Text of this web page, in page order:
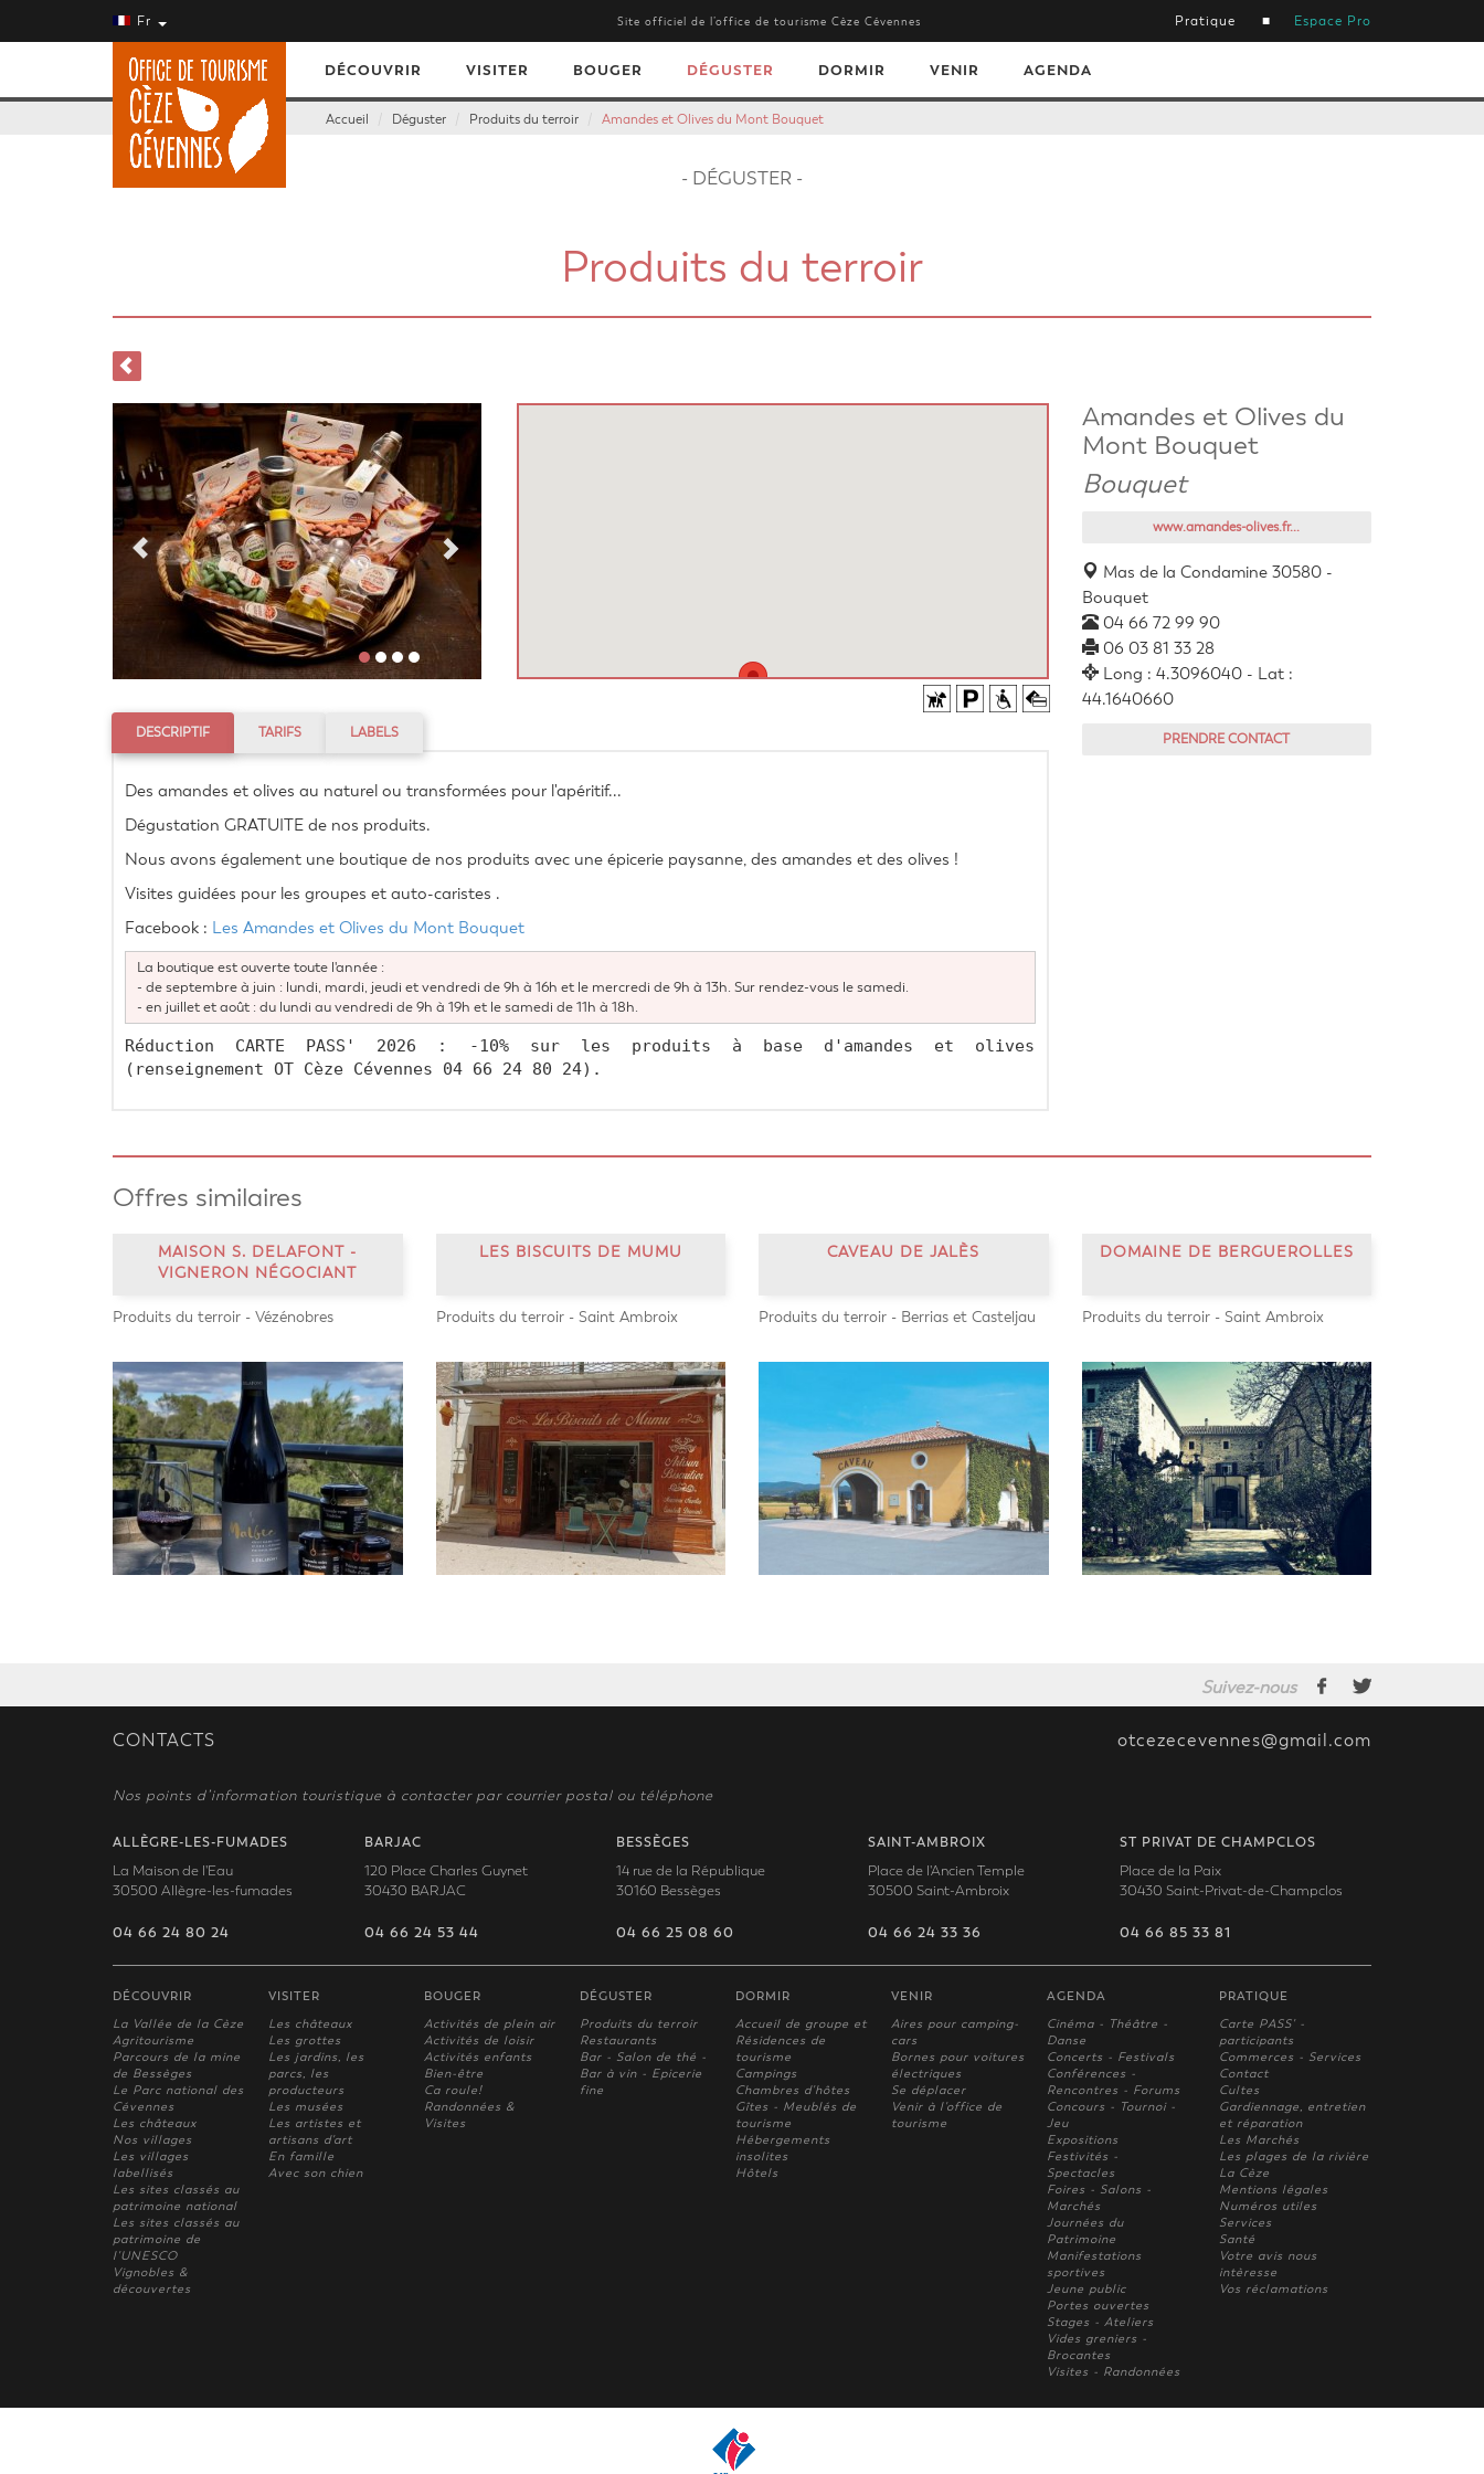
Fr Site officiel de l’office de tourisme Cèze Cévennes Pratique Espace Pro
DÉCOUVRIR VISITER BOUGER DÉGUSTER DORMIR VENIR AGENDA
Accueil Déguster Produits du terroir Amandes et Olives du Mont Bouquet
- DÉGUSTER -
Produits du terroir
Amandes et Olives du
Mont Bouquet
Bouquet
www.amandes-olives.fr...
Mas de la Condamine 30580 -
Bouquet
04 66 72 99 90
06 03 81 33 28
Long : 4.3096040 - Lat :
44.1640660
PRENDRE CONTACT
DESCRIPTIF TARIFS LABELS
Des amandes et olives au naturel ou transformées pour l'apéritif...
Dégustation GRATUITE de nos produits.
Nous avons également une boutique de nos produits avec une épicerie paysanne, des amandes et des olives !
Visites guidées pour les groupes et auto-caristes .
Facebook : Les Amandes et Olives du Mont Bouquet
La boutique est ouverte toute l'année :
- de septembre à juin : lundi, mardi, jeudi et vendredi de 9h à 16h et le mercredi de 9h à 13h. Sur rendez-vous le samedi.
- en juillet et août : du lundi au vendredi de 9h à 19h et le samedi de 11h à 18h.
Réduction CARTE PASS' 2026 : -10% sur les produits à base d'amandes et olives
(renseignement OT Cèze Cévennes 04 66 24 80 24).
Offres similaires
MAISON S. DELAFONT -
VIGNERON NÉGOCIANT
Produits du terroir - Vézénobres
LES BISCUITS DE MUMU
Produits du terroir - Saint Ambroix
CAVEAU DE JALÈS
Produits du terroir - Berrias et Casteljau
DOMAINE DE BERGUEROLLES
Produits du terroir - Saint Ambroix
Suivez-nous
CONTACTS otcezecevennes@gmail.com
Nos points d’information touristique à contacter par courrier postal ou téléphone
ALLÈGRE-LES-FUMADES
La Maison de l'Eau
30500 Allègre-les-fumades
04 66 24 80 24
BARJAC
120 Place Charles Guynet
30430 BARJAC
04 66 24 53 44
BESSÈGES
14 rue de la République
30160 Bessèges
04 66 25 08 60
SAINT-AMBROIX
Place de l'Ancien Temple
30500 Saint-Ambroix
04 66 24 33 36
ST PRIVAT DE CHAMPCLOS
Place de la Paix
30430 Saint-Privat-de-Champclos
04 66 85 33 81
DÉCOUVRIR
La Vallée de la Cèze
Agritourisme
Parcours de la mine
de Bessèges
Le Parc national des
Cévennes
Les châteaux
Nos villages
Les villages
labellisés
Les sites classés au
patrimoine national
Les sites classés au
patrimoine de
l'UNESCO
Vignobles &
découvertes
VISITER
Les châteaux
Les grottes
Les jardins, les
parcs, les
producteurs
Les musées
Les artistes et
artisans d'art
En famille
Avec son chien
BOUGER
Activités de plein air
Activités de loisir
Activités enfants
Bien-être
Ca roule!
Randonnées &
Visites
DÉGUSTER
Produits du terroir
Restaurants
Bar - Salon de thé -
Bar à vin - Epicerie
fine
DORMIR
Accueil de groupe et
Résidences de
tourisme
Campings
Chambres d'hôtes
Gîtes - Meublés de
tourisme
Hébergements
insolites
Hôtels
VENIR
Aires pour camping-
cars
Bornes pour voitures
électriques
Se déplacer
Venir à l'office de
tourisme
AGENDA
Cinéma - Théâtre -
Danse
Concerts - Festivals
Conférences -
Rencontres - Forums
Concours - Tournoi -
Jeu
Expositions
Festivités -
Spectacles
Foires - Salons -
Marchés
Journées du
Patrimoine
Manifestations
sportives
Jeune public
Portes ouvertes
Stages - Ateliers
Vides greniers -
Brocantes
Visites - Randonnées
PRATIQUE
Carte PASS' -
participants
Commerces - Services
Contact
Cultes
Gardiennage, entretien
et réparation
Les Marchés
Les plages de la rivière
La Cèze
Mentions légales
Numéros utiles
Services
Santé
Votre avis nous
intèresse
Vos réclamations